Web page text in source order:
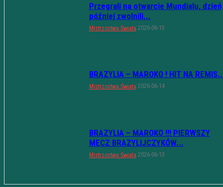
Przegrali na otwarcie Mundialu, dzień
później zwolnili...
Mistrzostwa Świata 2026-06-15
BRAZYLIA – MAROKO ! HIT NA
Mistrzostwa Świata 2026-06-14
BRAZYLIA – MAROKO !!! PIERWSZY
MECZ BRAZYLIJCZYKÓW...
Mistrzostwa Świata 2026-06-13